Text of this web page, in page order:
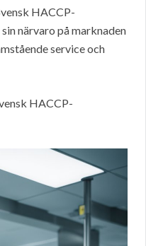
HACCP-
närvaro på marknaden
service och
HACCP-